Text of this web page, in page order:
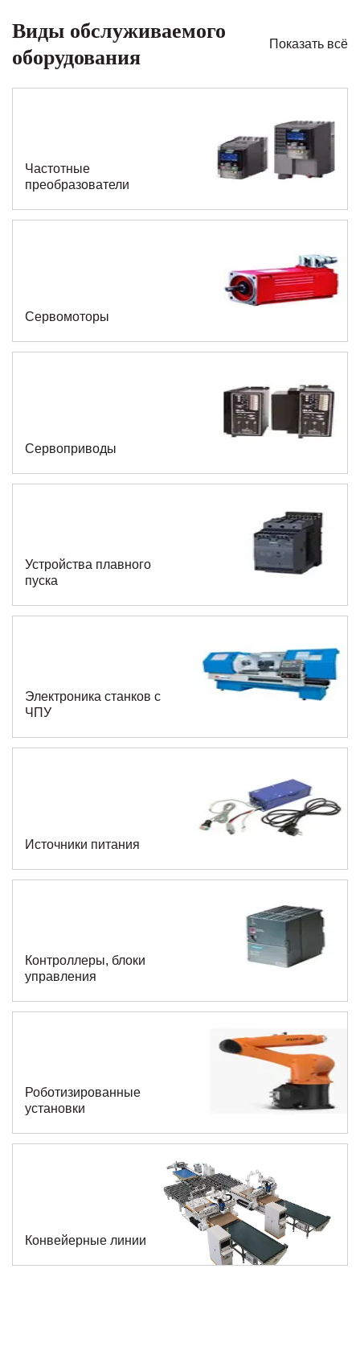
Виды обслуживаемого
оборудования
Показать всё
Частотные
преобразователи
Сервомоторы
Сервоприводы
Устройства плавного
пуска
Электроника станков с
ЧПУ
Источники питания
Контроллеры, блоки
управления
Роботизированные
установки
Конвейерные линии